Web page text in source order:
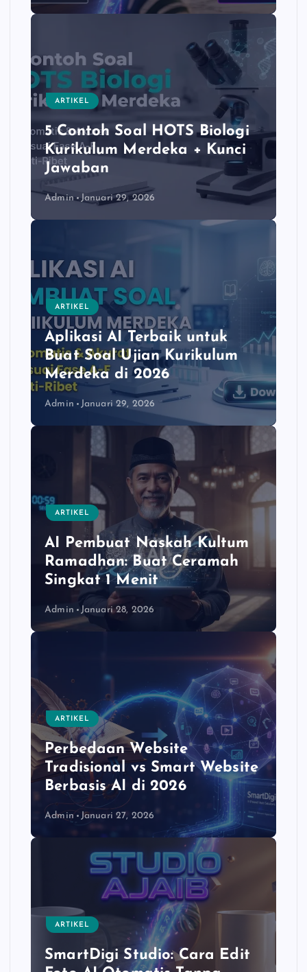
ARTIKEL
5 Contoh Soal HOTS Biologi
Kurikulum Merdeka + Kunci
Jawaban
Admin Januari 29, 2026
ARTIKEL
Aplikasi AI Terbaik untuk
Buat Soal Ujian Kurikulum
Merdeka di 2026
Admin Januari 29, 2026
ARTIKEL
AI Pembuat Naskah Kultum
Ramadhan: Buat Ceramah
Singkat 1 Menit
Admin Januari 28, 2026
ARTIKEL
Perbedaan Website
Tradisional vs Smart Website
Berbasis AI di 2026
Admin Januari 27, 2026
ARTIKEL
SmartDigi Studio: Cara Edit